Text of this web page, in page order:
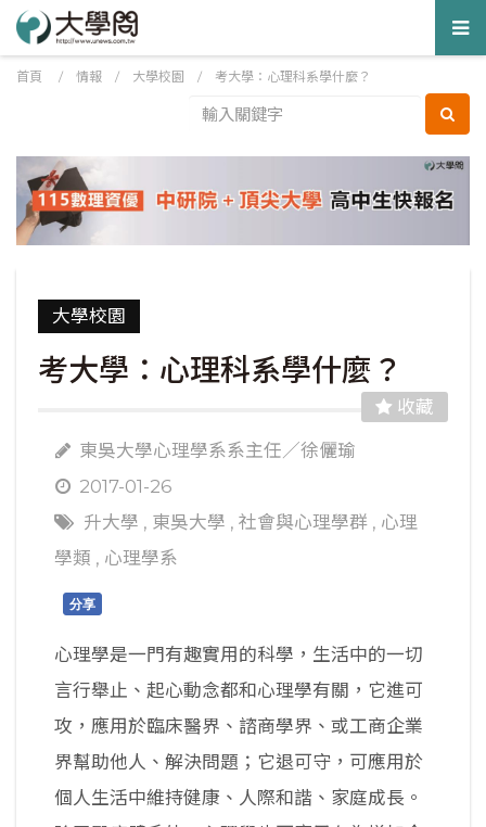
首頁 / 情報 / 大學校園 / 考大學：心理科系學什麼？
大學校園
考大學：心理科系學什麼？
收藏
東吳大學心理學系系主任／徐儷瑜
2017-01-26
升大學 , 東吳大學 , 社會與心理學群 , 心理
學類 , 心理學系
分享
心理學是一門有趣實用的科學，生活中的一切
言行舉止、起心動念都和心理學有關，它進可
攻，應用於臨床醫界、諮商學界、或工商企業
界幫助他人、解決問題；它退可守，可應用於
個人生活中維持健康、人際和諧、家庭成長。